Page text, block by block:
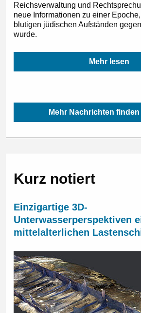
Reichsverwaltung und
neue Informationen zu einer
blutigen jüdischen Aufständen
wurde.
Mehr lesen
Mehr Nachrichten
Kurz notiert
Einzigartige 3D-
Unterwasserperspektiven
mittelalterlichen